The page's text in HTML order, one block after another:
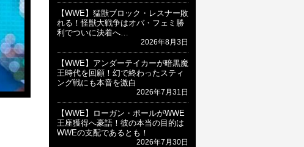
【WWE】猛獣ブロック・レスナー敗
れる！怪獣大戦争はオバ・フェミ勝
利でついに決着へ…
2026年8月3日
【WWE】アンダーテイカーが暗黒魔
王時代を回顧！幻で終わったスティ
ング戦にも本音を激白
2026年7月31日
【WWE】ローガン・ポールがWWE
王座獲得へ豪語！彼の本当の目的は
WWEの支配であるとも！
2026年7月30日